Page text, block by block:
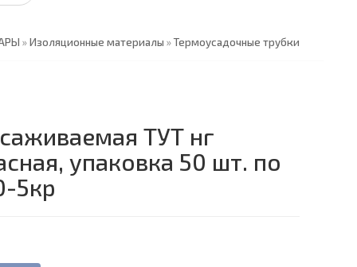
»Изоляционные материалы »Термоусадочные трубки
ТУТ нг
упаковка 50 шт. по
5кр